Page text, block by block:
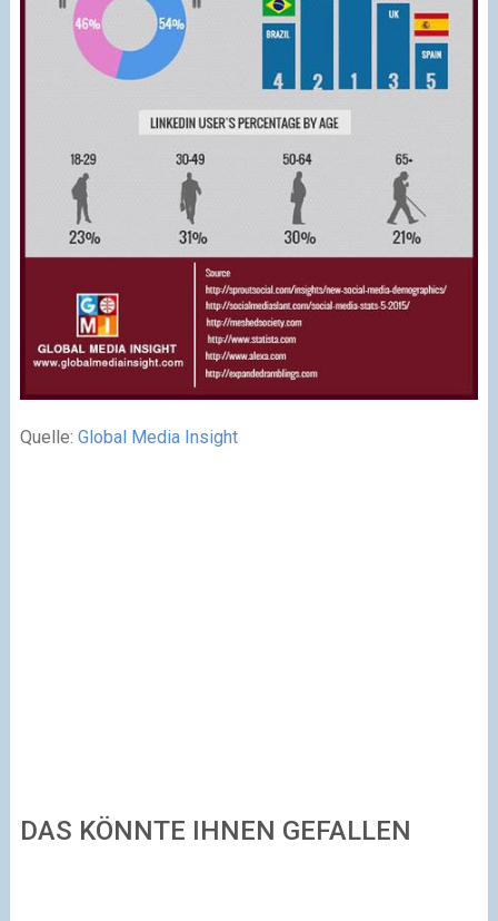
Quelle: Global Media Insight
DAS KÖNNTE IHNEN GEFALLEN